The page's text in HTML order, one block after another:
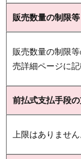
販売数量の制限等
販売数量の制限
売詳細ページに記
前払式支払手段
上限はありません